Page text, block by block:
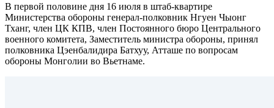
В первой половине дня 16 июля в штаб-квартире
Министерства обороны генерал-полковник Нгуен Чыонг
Тханг, член ЦК КПВ, член Постоянного бюро Центрального
военного комитета, Заместитель министра обороны, принял
полковника Цэенбалидира Батхуу, Атташе по вопросам
обороны Монголии во Вьетнаме.